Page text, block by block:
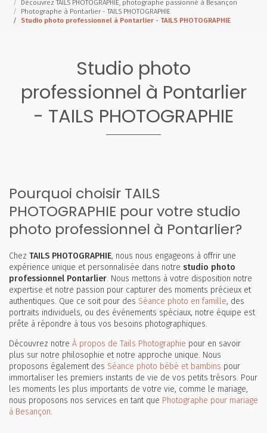
Découvrez TAILS PHOTOGRAPHIE, photographe passionné à Besançon
Photographe à Pontarlier - TAILS PHOTOGRAPHIE
Studio photo professionnel à Pontarlier - TAILS PHOTOGRAPHIE
Studio photo
professionnel à Pontarlier
- TAILS PHOTOGRAPHIE
Pourquoi choisir TAILS
PHOTOGRAPHIE pour votre studio
photo professionnel à Pontarlier?
Chez TAILS PHOTOGRAPHIE, nous nous engageons à offrir une
expérience unique et personnalisée dans notre studio photo
professionnel Pontarlier. Nous mettons à votre disposition notre
expertise et notre passion pour capturer des moments précieux et
authentiques. Que ce soit pour des Séance photo en famille, des
portraits individuels, ou des événements spéciaux, notre équipe est
prête à répondre à tous vos besoins photographiques.
Découvrez notre À propos de Tails Photographie pour en savoir
plus sur notre philosophie et notre approche unique. Nous
proposons également des Séance photo bébé et bambins pour
immortaliser les premiers instants de vie de vos petits trésors. Pour
les moments les plus importants de votre vie, comme le mariage,
nous proposons nos services en tant que Photographe pour mariage
à Besançon.